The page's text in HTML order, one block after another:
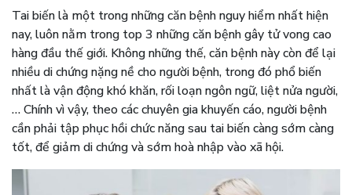
Tai biến là một trong những căn bệnh nguy hiểm nhất hiện
nay, luôn nằm trong top 3 những căn bệnh gây tử vong cao
hàng đầu thế giới. Không những thế, căn bệnh này còn để lại
nhiều di chứng nặng nề cho người bệnh, trong đó phổ biến
nhất là vận động khó khăn, rối loạn ngôn ngữ, liệt nửa người,
… Chính vì vậy, theo các chuyên gia khuyến cáo, người bệnh
cần phải tập phục hồi chức năng sau tai biến càng sớm càng
tốt, để giảm di chứng và sớm hoà nhập vào xã hội.